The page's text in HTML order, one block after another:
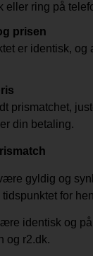
eller ring på
prisen
er identisk, og
prismatchet,
din betaling.
gyldig og
for
identisk og
og r2.dk.